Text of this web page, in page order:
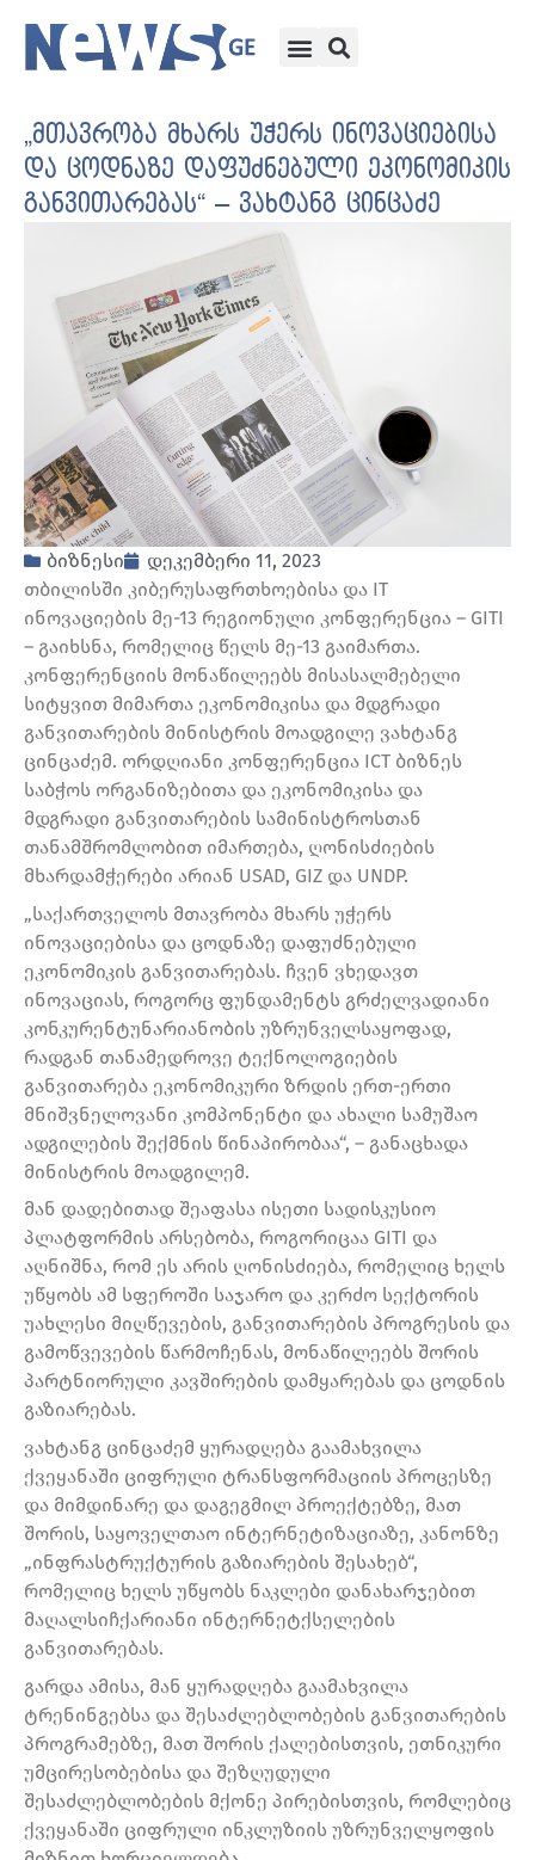
„მთავრობა მხარს უჭერს ინოვაციებისა
და ცოდნაზე დაფუძნებული ეკონომიკის
განვითარებას“ – ვახტანგ ცინცაძე
ბიზნესი
დეკემბერი 11, 2023
თბილისში კიბერუსაფრთხოებისა და IT
ინოვაციების მე-13 რეგიონული კონფერენცია – GITI
– გაიხსნა, რომელიც წელს მე-13 გაიმართა.
კონფერენციის მონაწილეებს მისასალმებელი
სიტყვით მიმართა ეკონომიკისა და მდგრადი
განვითარების მინისტრის მოადგილე ვახტანგ
ცინცაძემ. ორდღიანი კონფერენცია ICT ბიზნეს
საბჭოს ორგანიზებითა და ეკონომიკისა და
მდგრადი განვითარების სამინისტროსთან
თანამშრომლობით იმართება, ღონისძიების
მხარდამჭერები არიან USAD, GIZ და UNDP.
„საქართველოს მთავრობა მხარს უჭერს
ინოვაციებისა და ცოდნაზე დაფუძნებული
ეკონომიკის განვითარებას. ჩვენ ვხედავთ
ინოვაციას, როგორც ფუნდამენტს გრძელვადიანი
კონკურენტუნარიანობის უზრუნველსაყოფად,
რადგან თანამედროვე ტექნოლოგიების
განვითარება ეკონომიკური ზრდის ერთ-ერთი
მნიშვნელოვანი კომპონენტი და ახალი სამუშაო
ადგილების შექმნის წინაპირობაა“, – განაცხადა
მინისტრის მოადგილემ.
მან დადებითად შეაფასა ისეთი სადისკუსიო
პლატფორმის არსებობა, როგორიცაა GITI და
აღნიშნა, რომ ეს არის ღონისძიება, რომელიც ხელს
უწყობს ამ სფეროში საჯარო და კერძო სექტორის
უახლესი მიღწევების, განვითარების პროგრესის და
გამოწვევების წარმოჩენას, მონაწილეებს შორის
პარტნიორული კავშირების დამყარებას და ცოდნის
გაზიარებას.
ვახტანგ ცინცაძემ ყურადღება გაამახვილა
ქვეყანაში ციფრული ტრანსფორმაციის პროცესზე
და მიმდინარე და დაგეგმილ პროექტებზე, მათ
შორის, საყოველთაო ინტერნეტიზაციაზე, კანონზე
„ინფრასტრუქტურის გაზიარების შესახებ“,
რომელიც ხელს უწყობს ნაკლები დანახარჯებით
მაღალსიჩქარიანი ინტერნეტქსელების
განვითარებას.
გარდა ამისა, მან ყურადღება გაამახვილა
ტრენინგებსა და შესაძლებლობების განვითარების
პროგრამებზე, მათ შორის ქალებისთვის, ეთნიკური
უმცირესობებისა და შეზღუდული
შესაძლებლობების მქონე პირებისთვის, რომლებიც
ქვეყანაში ციფრული ინკლუზიის უზრუნველყოფის